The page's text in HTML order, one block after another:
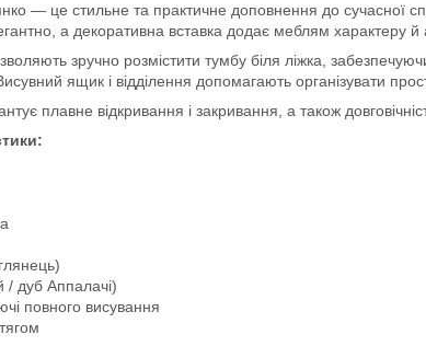
— це стильне та практичне доповнення до сучасної
а декоративна вставка додає меблям характеру й
зручно розмістити тумбу біля ліжка,
ящик і відділення допомагають організувати
плавне відкривання і закривання, а також
/ дуб Аппалачі)
повного висування